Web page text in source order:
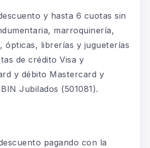
y hasta 6 cuotas sin
marroquinería,
ópticas, librerías y jugueterías
de crédito Visa y
y débito Mastercard y
Jubilados (501081).
pagando con la